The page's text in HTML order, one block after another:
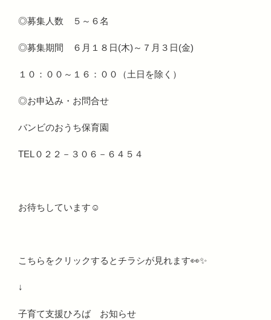
◎募集人数 ５～６名
◎募集期間 ６月１８日(木)～７月３日(金)
１０：００～１６：００（土日を除く）
◎お申込み・お問合せ
バンビのおうち保育園
TEL０２２－３０６－６４５４
お待ちしています☺
こちらをクリックするとチラシが見れます👀✨
↓
子育て支援ひろば お知らせ